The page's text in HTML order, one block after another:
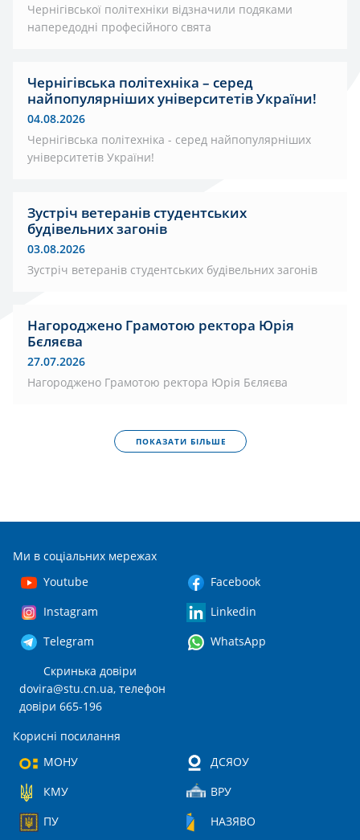
Чернігівської політехніки відзначили подяками
напередодні професійного свята
Чернігівська політехніка – серед
найпопулярніших університетів України!
04.08.2026
Чернігівська політехніка - серед найпопулярніших
університетів України!
Зустріч ветеранів студентських
будівельних загонів
03.08.2026
Зустріч ветеранів студентських будівельних загонів
Нагороджено Грамотою ректора Юрія
Бєляєва
27.07.2026
Нагороджено Грамотою ректора Юрія Бєляєва
ПОКАЗАТИ БІЛЬШЕ
Ми в соціальних мережах
Youtube
Facebook
Instagram
Linkedin
Telegram
WhatsApp
Скринька довіри
dovira@stu.cn.ua, телефон
довіри 665-196
Корисні посилання
МОНУ
ДСЯОУ
КМУ
ВРУ
ПУ
НАЗЯВО